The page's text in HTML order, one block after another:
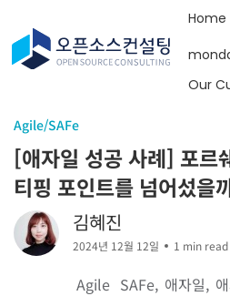
Home
Our
Agile/SAFe
[애자일 성공 사례] 포르
티핑 포인트를 넘어섰을
김혜진
2024년 12월 12일 1 min read
Agile SAFe 애자일